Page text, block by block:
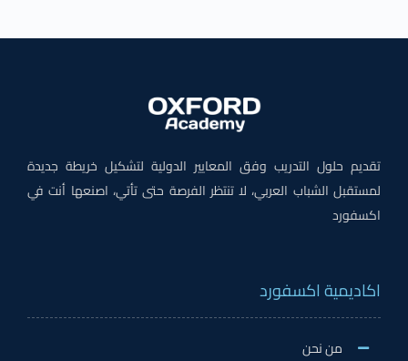
تقديم حلول التدريب وفق المعايير الدولية لتشكيل خريطة جديدة
لمستقبل الشباب العربي، لا تنتظر الفرصة حتى تأتي، اصنعها أنت في
اكسفورد
اكاديمية اكسفورد
من نحن